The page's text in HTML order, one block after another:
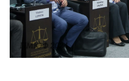
ПМЮФ 2024